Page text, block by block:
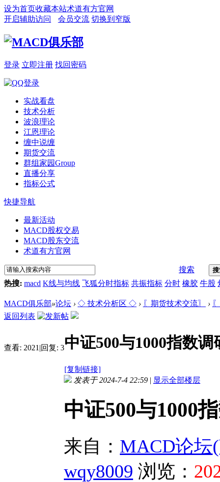
设为首页收藏本站术道有方官网
开启辅助访问
会员交流 切换到窄版
登录 立即注册 找回密码
实战看盘
技术分析
波浪理论
江恩理论
缠中说缠
期货交流
群组家园Group
直播分享
指标公式
快捷导航
最新活动
MACD股权交易
MACD股东交流
术道有方官网
搜索
热搜: macd K线与均线 飞狐分时指标 共振指标 分时 橡胶 牛股
MACD俱乐部»论坛 › ◇ 技术分析区 ◇ › 〖期货技术交流〗 ›
返回列表
查看: 2021 |回复: 3中证500与1000指数调
[复制链接]
发表于 2024-7-4 22:59 | 显示全部楼层
中证500与1000
来自： MACD论坛
wqy8009 浏览：